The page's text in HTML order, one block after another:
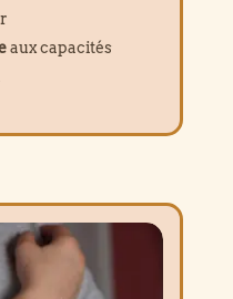
aux capacités